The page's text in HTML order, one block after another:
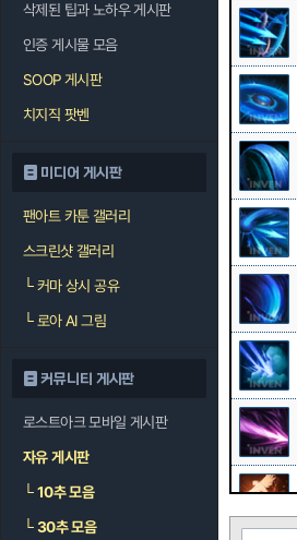
삭제된 팁과 노하우 게시판
인증 게시물 모음
SOOP 게시판
치지직 팟벤
미디어 게시판
팬아트 카툰 갤러리
스크린샷 갤러리
└커마 상시 공유
└로아 AI 그림
커뮤니티 게시판
로스트아크 모바일 게시판
자유 게시판
└10추 모음
└30추 모음